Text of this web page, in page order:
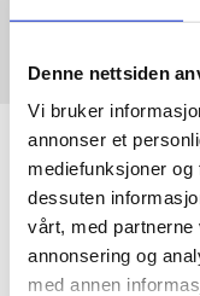
Denne nettsiden
Vi bruker
annonser et
mediefunksjoner
dessuten
vårt, med partnerne
annonsering og
med annen
Øivind A. Branæs - Røa
Bli medlem